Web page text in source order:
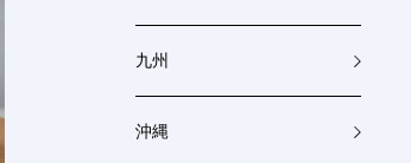
九州
沖縄